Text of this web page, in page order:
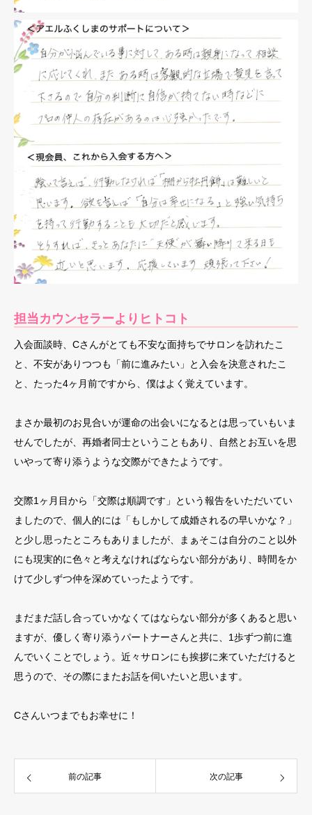
担当カウンセラーよりヒトコト
入会面談時、Cさんがとても不安な面持ちでサロンを訪れたこ
と、不安がありつつも「前に進みたい」と入会を決意されたこ
と、たった4ヶ月前ですから、僕はよく覚えています。
まさか最初のお見合いが運命の出会いになるとは思っていもいま
せんでしたが、再婚者同士ということもあり、自然とお互いを思
いやって寄り添うような交際ができたようです。
交際1ヶ月目から「交際は順調です」という報告をいただいてい
ましたので、個人的には「もしかして成婚されるの早いかな？」
と少し思ったところもありましたが、まぁそこは自分のこと以外
にも現実的に色々と考えなければならない部分があり、時間をか
けて少しずつ仲を深めていったようです。
まだまだ話し合っていかなくてはならない部分が多くあると思い
ますが、優しく寄り添うパートナーさんと共に、1歩ずつ前に進
んでいくことでしょう。近々サロンにも挨拶に来ていただけると
思うので、その際にまたお話を伺いたいと思います。
Cさんいつまでもお幸せに！
前の記事 次の記事